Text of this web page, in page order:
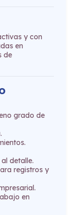
y con
en
de
grado de
detalle.
registros y
en